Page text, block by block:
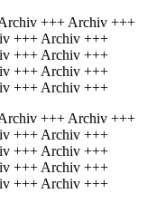
+++ Archiv +++
+++ Archiv +++
+++ Archiv +++
+++ Archiv +++
+++ Archiv +++
+++ Archiv +++
+++ Archiv +++
+++ Archiv +++
+++ Archiv +++
+++ Archiv +++